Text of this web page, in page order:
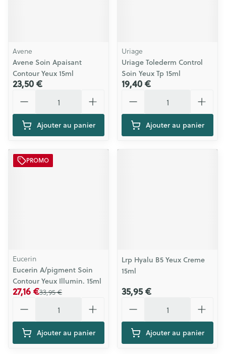
Avene
Avene Soin Apaisant
Contour Yeux 15ml
23,50 €
Ajouter au panier
Uriage
Uriage Tolederm Control
Soin Yeux Tp 15ml
19,40 €
Ajouter au panier
PROMO
Eucerin
Eucerin A/pigment Soin
Contour Yeux Illumin. 15ml
33,95 €
27,16 €
Ajouter au panier
Lrp Hyalu B5 Yeux Creme
15ml
35,95 €
Ajouter au panier